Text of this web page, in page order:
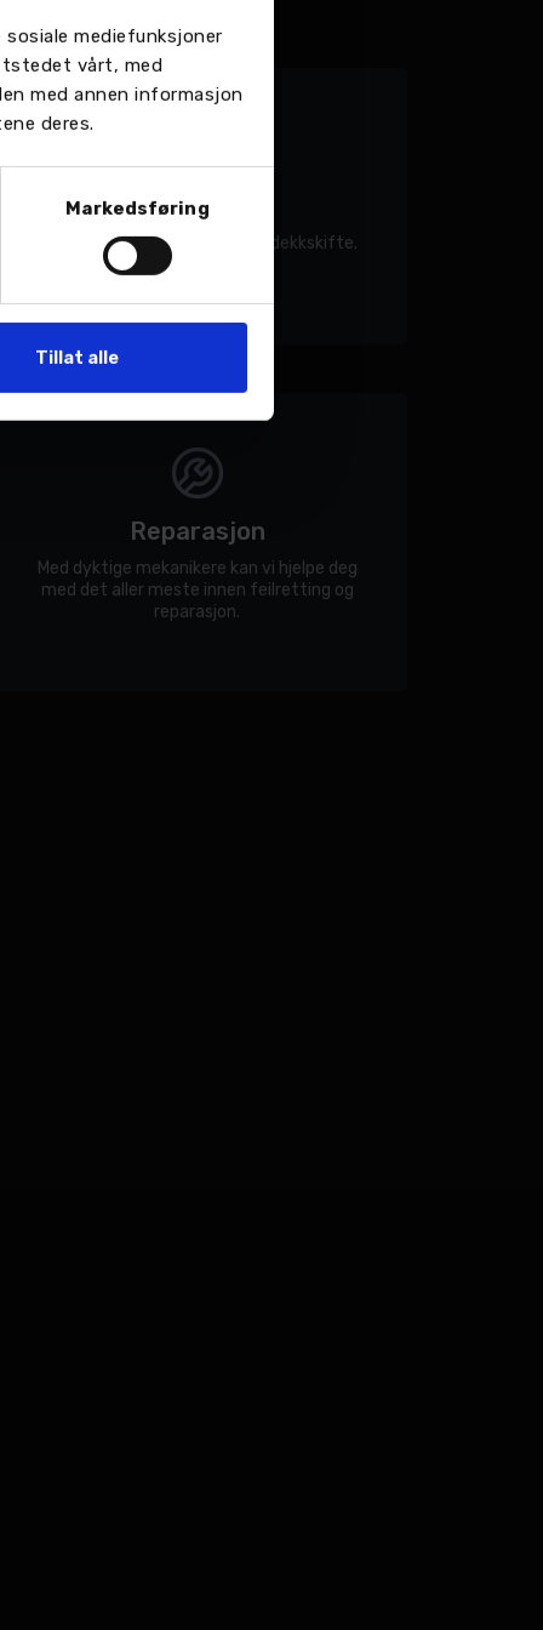
mediefunksjoner
vårt, med
med annen informasjon
deres.
Markedsføring
Tillat alle
Dekk
Vi hjelper deg med sesongens dekkskifte.
Reparasjon
Med dyktige mekanikere kan vi hjelpe deg
med det aller meste innen feilretting og
reparasjon.